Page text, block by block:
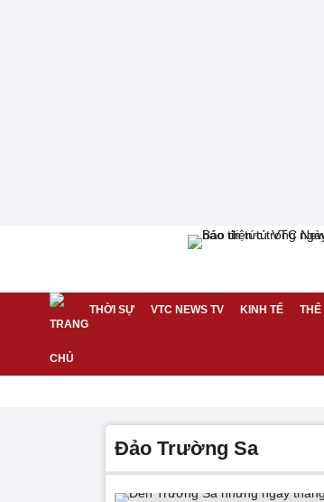
THỜI SỰ VTC NEWS TV KINH TẾ THỂ
đảo Trường Sa